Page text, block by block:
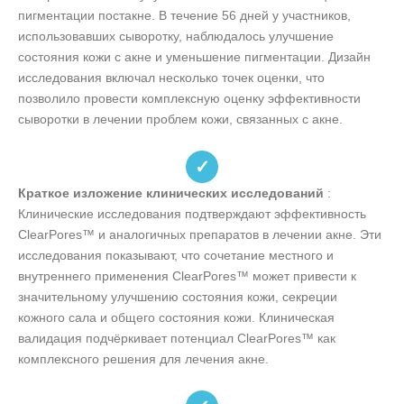
пигментации постакне. В течение 56 дней у участников,
использовавших сыворотку, наблюдалось улучшение
состояния кожи с акне и уменьшение пигментации. Дизайн
исследования включал несколько точек оценки, что
позволило провести комплексную оценку эффективности
сыворотки в лечении проблем кожи, связанных с акне.
✓
Краткое изложение клинических исследований :
Клинические исследования подтверждают эффективность
ClearPores™ и аналогичных препаратов в лечении акне. Эти
исследования показывают, что сочетание местного и
внутреннего применения ClearPores™ может привести к
значительному улучшению состояния кожи, секреции
кожного сала и общего состояния кожи. Клиническая
валидация подчёркивает потенциал ClearPores™ как
комплексного решения для лечения акне.